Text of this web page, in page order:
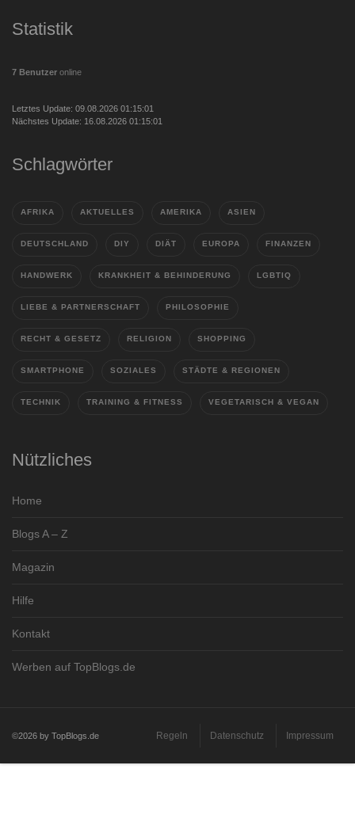
Statistik
7 Benutzer online
Letztes Update: 09.08.2026 01:15:01
Nächstes Update: 16.08.2026 01:15:01
Schlagwörter
AFRIKA AKTUELLES AMERIKA ASIEN
DEUTSCHLAND DIY DIÄT EUROPA FINANZEN
HANDWERK KRANKHEIT & BEHINDERUNG LGBTIQ
LIEBE & PARTNERSCHAFT PHILOSOPHIE
RECHT & GESETZ RELIGION SHOPPING
SMARTPHONE SOZIALES STÄDTE & REGIONEN
TECHNIK TRAINING & FITNESS VEGETARISCH & VEGAN
Nützliches
Home
Blogs A – Z
Magazin
Hilfe
Kontakt
Werben auf TopBlogs.de
©2026 by TopBlogs.de Regeln Datenschutz Impressum